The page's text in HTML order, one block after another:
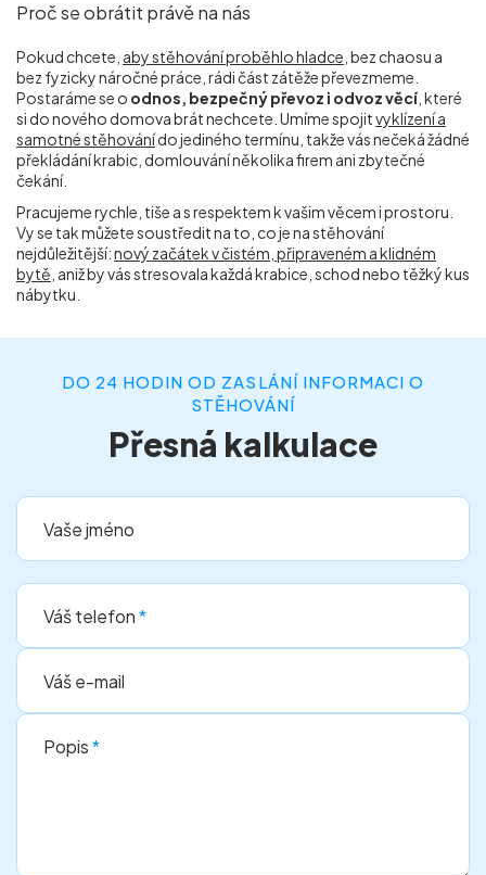
Proč se obrátit právě na nás
Pokud chcete, aby stěhování proběhlohladce , bez chaosu a
bez fyzicky náročné práce, rádi část zátěže převezmeme.
Postaráme se o odnos, bezpečný převoz i odvoz věcí , které
si do nového domova brát nechcete. Umíme spojitvyklízení a
samotné stěhovánído jediného termínu, takže vás nečeká žádné
překládání krabic, domlouvání několika firem ani zbytečné
čekání.
Pracujeme rychle, tiše a s respektem k vašim věcem i prostoru.
Vy se tak můžete soustředit na to, co je na stěhování
nejdůležitější:nový začátek v čistém, připraveném a klidném
bytě , aniž by vás stresovala každá krabice, schod nebo těžký kus
nábytku.
DO 24 HODIN OD ZASLÁNÍ INFORMACI O
STĚHOVÁNÍ
Přesná kalkulace
Vaše jméno
Váš telefon*
Váš e-mail
Popis*